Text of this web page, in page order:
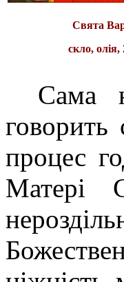
Свята
скло, олiя,
Сама
говорить
процес
Матері